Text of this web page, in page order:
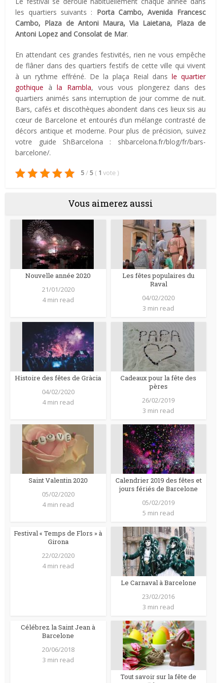
les quartiers suivants : Porta Cambo, Avenida Francesc
Cambo, Plaza de Antoni Maura, Via Laietana, Plaza de
Antoni Lopez and Consolat de Mar.
En attendant ces grandes festivités, rien ne vous empêche
de flâner dans des quartiers festifs de cette ville qui vivent
à un rythme effréné. De la plaça Reial dans le quartier
gothique àla Rambla, vous vous plongerez dans des
quartiers animés sans interruption de jour comme de nuit.
Bars, cafés et discothèques abondent dans ces lieux sis au
cœur de Barcelone et entourés d’un mélange contrasté de
décors antique et moderne. Pour plus de précision, suivez
votre guide ShBarcelona : shbarcelona.fr/blog/fr/bars-
barcelone/.
5/ 5 ( 1 vote )
Vous aimerez aussi
Nouvelle année 2020
21/01/2020
4 min read
Les fêtes populaires du
Raval
04/02/2020
3 min read
Histoire des fêtes de Gràcia
04/02/2020
4 min read
Cadeaux pour la fête des
pères
26/02/2019
3 min read
Saint Valentin 2020
05/02/2020
4 min read
Calendrier 2019 des fêtes et
jours fériés de Barcelone
05/02/2019
5 min read
Festival « Temps de Flors » à
Girona
22/02/2020
4 min read
Le Carnaval à Barcelone
23/02/2016
3 min read
Célébrez la Saint Jean à
Barcelone
20/06/2018
3 min read
Tout savoir sur la fête de